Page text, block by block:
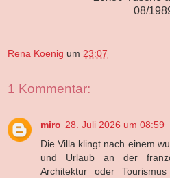
08/
Rena Koenig um 23:07
1 Kommentar:
miro 28. Juli 2026 um 08:59
Die Villa klingt nach einem
und Urlaub an der
Architektur oder Tourismus